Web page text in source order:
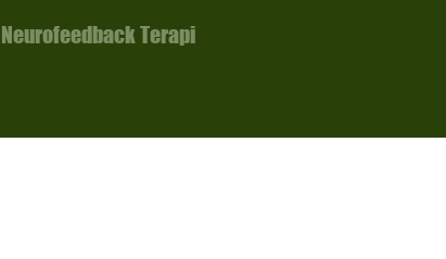
Neurofeedback Terapi